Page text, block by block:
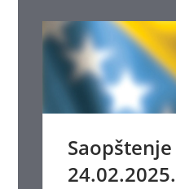
24.02.2025.